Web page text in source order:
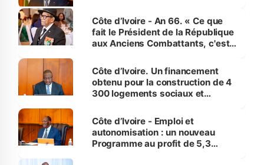
Côte d’Ivoire - An 66. « Ce que
fait le Président de la République
aux Anciens Combattants, c'est
Côte d’Ivoire. Un financement
obtenu pour la construction de 4
300 logements sociaux et
et Yamoussoukro
Côte d’Ivoire - Emploi et
autonomisation : un nouveau
Programme au profit de 5,3